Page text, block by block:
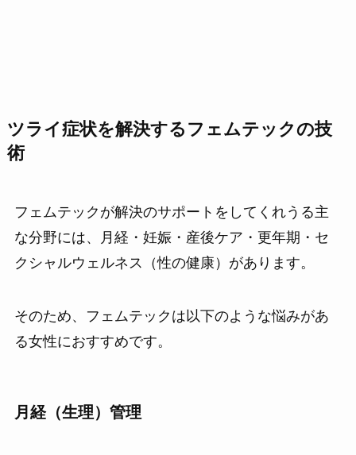
ツライ症状を解決するフェムテックの技
術
フェムテックが解決のサポートをしてくれうる主
な分野には、月経・妊娠・産後ケア・更年期・セ
クシャルウェルネス（性の健康）があります。
そのため、フェムテックは以下のような悩みがあ
る女性におすすめです。
月経（生理）管理